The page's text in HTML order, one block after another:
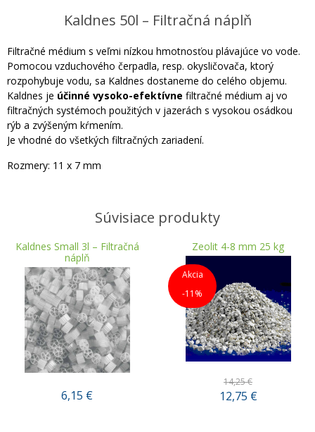
Kaldnes 50l – Filtračná náplň
Filtračné médium s veľmi nízkou hmotnosťou plávajúce vo vode.
Pomocou vzduchového čerpadla, resp. okysličovača, ktorý
rozpohybuje vodu, sa Kaldnes dostaneme do celého objemu.
Kaldnes je účinné vysoko-efektívne filtračné médium aj vo
filtračných systémoch použitých v jazerách s vysokou osádkou
rýb a zvýšeným kŕmením.
Je vhodné do všetkých filtračných zariadení.
Rozmery: 11 x 7 mm
Súvisiace produkty
Kaldnes Small 3l – Filtračná
náplň
6,15 €
Zeolit 4-8 mm 25 kg
Akcia
-11%
14,25 €
12,75 €